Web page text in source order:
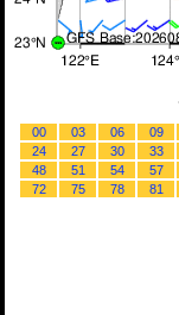
00 03 06 09
24
27 30 33
48
51 54 57
72
75 78 81